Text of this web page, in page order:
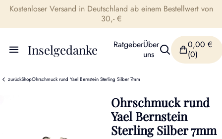
Kostenloser Versand in Deutschland ab einem Bestellwert von
30,- €
Inselgedanke RatgeberÜber
uns
0,00 €
(0)
zurückShopOhrschmuck rund Yael Bernstein Sterling Silber 7mm
Ohrschmuck rund
Yael Bernstein
Sterling Silber 7mm